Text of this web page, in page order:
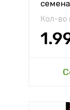
семена
Кол-во